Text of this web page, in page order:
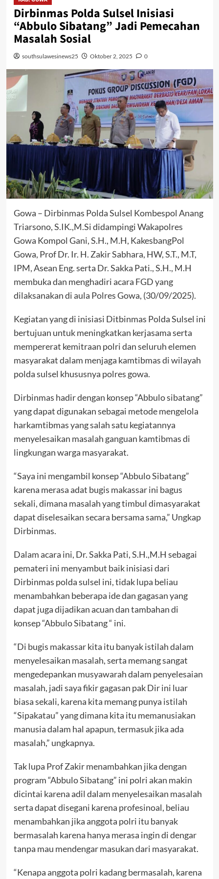
Dirbinmas Polda Sulsel Inisiasi
“Abbulo Sibatang” Jadi Pemecahan
Masalah Sosial
southsulawesinews25 Oktober 2, 2025 0
Gowa – Dirbinmas Polda Sulsel Kombespol Anang
Triarsono, S.IK.,M.Si didampingi Wakapolres
Gowa Kompol Gani, S.H., M.H, KakesbangPol
Gowa, Prof Dr. Ir. H. Zakir Sabhara, HW, S.T., M.T,
IPM, Asean Eng. serta Dr. Sakka Pati., S.H., M.H
membuka dan menghadiri acara FGD yang
dilaksanakan di aula Polres Gowa, (30/09/2025).
Kegiatan yang di inisiasi Ditbinmas Polda Sulsel ini
bertujuan untuk meningkatkan kerjasama serta
mempererat kemitraan polri dan seluruh elemen
masyarakat dalam menjaga kamtibmas di wilayah
polda sulsel khususnya polres gowa.
Dirbinmas hadir dengan konsep “Abbulo sibatang”
yang dapat digunakan sebagai metode mengelola
harkamtibmas yang salah satu kegiatannya
menyelesaikan masalah ganguan kamtibmas di
lingkungan warga masyarakat.
“Saya ini mengambil konsep “Abbulo Sibatang”
karena merasa adat bugis makassar ini bagus
sekali, dimana masalah yang timbul dimasyarakat
dapat diselesaikan secara bersama sama,” Ungkap
Dirbinmas.
Dalam acara ini, Dr. Sakka Pati, S.H.,M.H sebagai
pemateri ini menyambut baik inisiasi dari
Dirbinmas polda sulsel ini, tidak lupa beliau
menambahkan beberapa ide dan gagasan yang
dapat juga dijadikan acuan dan tambahan di
konsep “Abbulo Sibatang “ ini.
“Di bugis makassar kita itu banyak istilah dalam
menyelesaikan masalah, serta memang sangat
mengedepankan musyawarah dalam penyelesaian
masalah, jadi saya fikir gagasan pak Dir ini luar
biasa sekali, karena kita memang punya istilah
“Sipakatau” yang dimana kita itu memanusiakan
manusia dalam hal apapun, termasuk jika ada
masalah,” ungkapnya.
Tak lupa Prof Zakir menambahkan jika dengan
program “Abbulo Sibatang” ini polri akan makin
dicintai karena adil dalam menyelesaikan masalah
serta dapat disegani karena profesinoal, beliau
menambahkan jika anggota polri itu banyak
bermasalah karena hanya merasa ingin di dengar
tanpa mau mendengar masukan dari masyarakat.
“Kenapa anggota polri kadang bermasalah, karena